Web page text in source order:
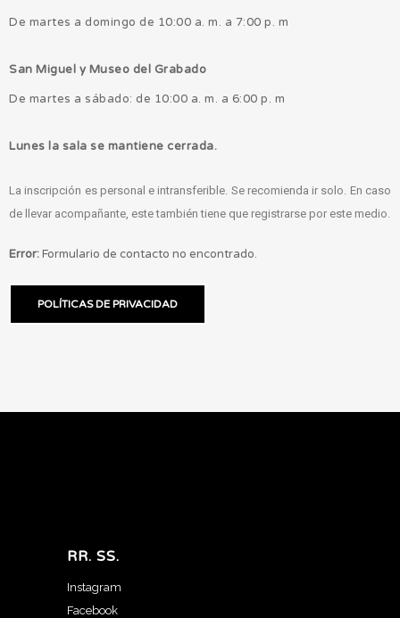
De martes a domingo de 10:00 a. m. a 7:00 p. m
San Miguel y Museo del Grabado
De martes a sábado: de 10:00 a. m. a 6:00 p. m
Lunes la sala se mantiene cerrada.
La inscripción es personal e intransferible. Se recomienda ir solo. En caso
de llevar acompañante, este también tiene que registrarse por este medio.
Error:Formulario de contacto no encontrado.
POLÍTICAS DE PRIVACIDAD
RR. SS.
Instagram
Facebook